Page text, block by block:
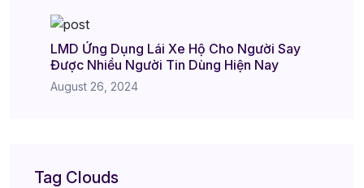
LMD Ứng Dụng Lái Xe Hộ Cho Người Say
Được Nhiều Người Tin Dùng Hiện Nay
August 26, 2024
Tag Clouds